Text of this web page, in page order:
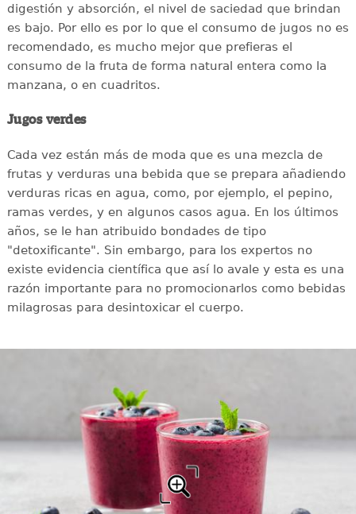
digestión y absorción, el nivel de saciedad que brindan
es bajo. Por ello es por lo que el consumo de jugos no es
recomendado, es mucho mejor que prefieras el
consumo de la fruta de forma natural entera como la
manzana, o en cuadritos.
Jugos verdes
Cada vez están más de moda que es una mezcla de
frutas y verduras una bebida que se prepara añadiendo
verduras ricas en agua, como, por ejemplo, el pepino,
ramas verdes, y en algunos casos agua. En los últimos
años, se le han atribuido bondades de tipo
"detoxificante". Sin embargo, para los expertos no
existe evidencia científica que así lo avale y esta es una
razón importante para no promocionarlos como bebidas
milagrosas para desintoxicar el cuerpo.